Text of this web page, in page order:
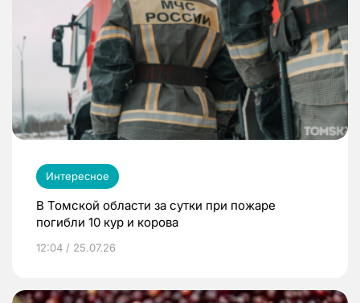
Интересное
В Томской области за сутки при пожаре
погибли 10 кур и корова
12:04 / 25.07.26